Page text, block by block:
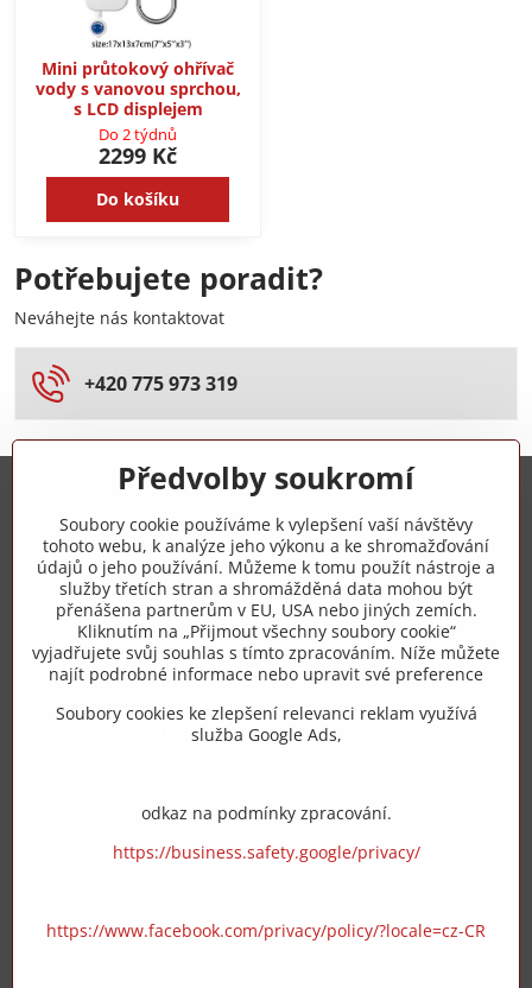
Mini průtokový ohřívač
vody s vanovou sprchou,
s LCD displejem
Do 2 týdnů
2299 Kč
Do košíku
Potřebujete poradit?
Neváhejte nás kontaktovat
+420 775 973 319
+420 775 973 319
info​@zipzop​.cz
Objednávky
Vše k nákupu
Předvolby soukromí
Soubory cookie používáme k vylepšení vaší návštěvy
tohoto webu, k analýze jeho výkonu a ke shromažďování
údajů o jeho používání. Můžeme k tomu použít nástroje a
služby třetích stran a shromážděná data mohou být
přenášena partnerům v EU, USA nebo jiných zemích.
Kliknutím na „Přijmout všechny soubory cookie“
vyjadřujete svůj souhlas s tímto zpracováním. Níže můžete
najít podrobné informace nebo upravit své preference
Soubory cookies ke zlepšení relevanci reklam využívá
služba Google Ads,
odkaz na podmínky zpracování.
https://business.safety.google/privacy/
https://www.facebook.com/privacy/policy/?locale=cz-CR